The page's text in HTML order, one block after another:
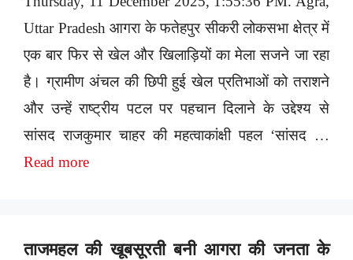
Uttar Pradesh आगरा के फतेहपुर सीकरी लोकसभा क्षेत्र में
एक बार फिर से खेल और खिलाड़ियों का मेला सजने जा रहा
है। ग्रामीण अंचल की छिपी हुई खेल प्रतिभाओं को तराशने
और उन्हें राष्ट्रीय पटल पर पहचान दिलाने के उद्देश्य से
सांसद राजकुमार चाहर की महत्वाकांक्षी पहल ‘सांसद …
Read more
ताजमहल की खूबसूरती बनी आगरा की जनता के